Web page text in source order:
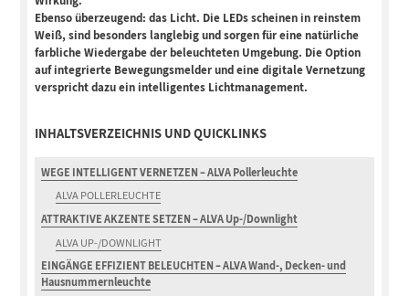
Ebenso überzeugend: das Licht. Die LEDs scheinen in reinstem
Weiß, sind besonders langlebig und sorgen für eine natürliche
farbliche Wiedergabe der beleuchteten Umgebung. Die Option
auf integrierte Bewegungsmelder und eine digitale Vernetzung
verspricht dazu ein intelligentes Lichtmanagement.
INHALTSVERZEICHNIS UND QUICKLINKS
WEGE INTELLIGENT VERNETZEN – ALVA Pollerleuchte
ALVA POLLERLEUCHTE
ATTRAKTIVE AKZENTE SETZEN – ALVA Up-/Downlight
ALVA UP-/DOWNLIGHT
EINGÄNGE EFFIZIENT BELEUCHTEN – ALVA Wand-, Decken- und
Hausnummernleuchte